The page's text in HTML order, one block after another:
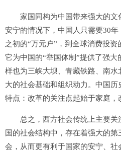
家国同构为中国带来强大的文化
安宁的情况下，中国人只需要30
之初的“万元户”，到全球消费投
它为中国的“举国体制”提供了强
样也为三峡大坝、青藏铁路、南
大的社会基础和组织动力。中国
特点：改革的关注点起始于家庭，
总之，西方社会传统上主要关
国的社会结构中，存在着强大的
会，从而更有利于国家的安宁、